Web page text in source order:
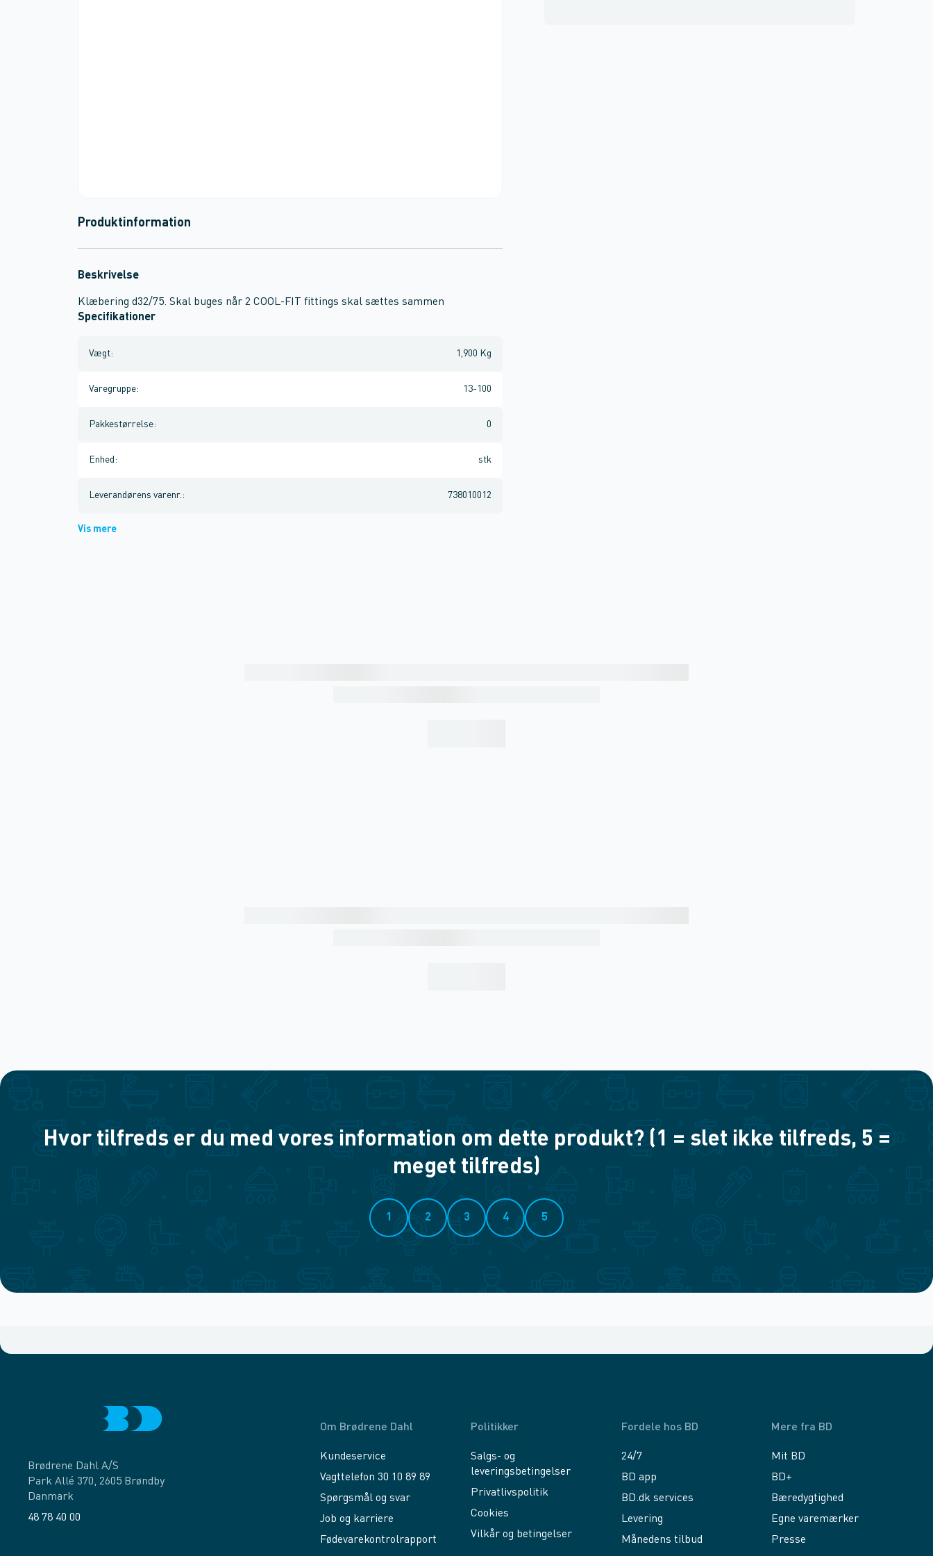
Produktinformation
Beskrivelse
Klæbering d32/75. Skal buges når 2 COOL-FIT fittings skal sættes sammen
Specifikationer
Vægt: 1,900 Kg
Varegruppe: 13-100
Pakkestørrelse: 0
Enhed : stk
Leverandørens varenr. : 738010012
Vis mere
Hvor tilfreds er du med vores information om dette produkt? (1 = slet ikke tilfreds, 5 =
meget tilfreds)
1 2 3 4 5
Brødrene Dahl A/S
Park Allé 370, 2605 Brøndby
Danmark
48 78 40 00
Om Brødrene Dahl
Kundeservice
Vagttelefon 30 10 89 89
Spørgsmål og svar
Job og karriere
Fødevarekontrolrapport
Politikker
Salgs- og
leveringsbetingelser
Privatlivspolitik
Cookies
Vilkår og betingelser
Fordele hos BD
24/7
BD app
BD.dk services
Levering
Månedens tilbud
Mere fra BD
Mit BD
BD+
Bæredygtighed
Egne varemærker
Presse